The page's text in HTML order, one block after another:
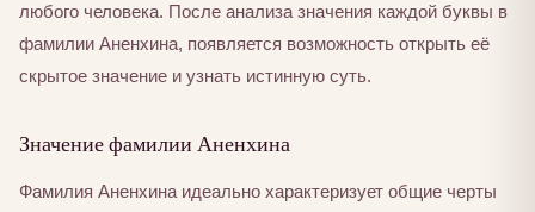
любого человека. После анализа значения каждой буквы в
фамилии Аненхина, появляется возможность открыть её
скрытое значение и узнать истинную суть.
Значение фамилии Аненхина
Фамилия Аненхина идеально характеризует общие черты